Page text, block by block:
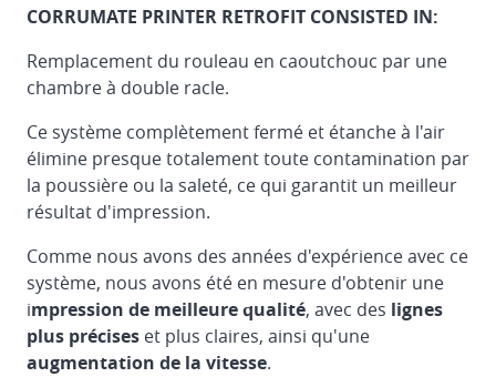
CORRUMATE PRINTER RETROFIT CONSISTED IN:
Remplacement du rouleau en caoutchouc par une
chambre à double racle.
Ce système complètement fermé et étanche à l'air
élimine presque totalement toute contamination par
la poussière ou la saleté, ce qui garantit un meilleur
résultat d'impression.
Comme nous avons des années d'expérience avec ce
système, nous avons été en mesure d'obtenir une
impression de meilleure qualité, avec des lignes
plus précises et plus claires, ainsi qu'une
augmentation de la vitesse.